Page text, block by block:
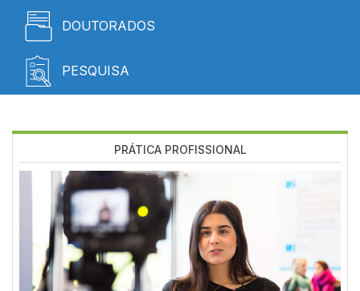
DOUTORADOS
PESQUISA
PRÁTICA PROFISSIONAL
Imagen